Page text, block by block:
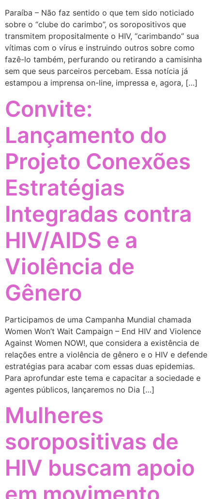
Paraíba – Não faz sentido o que tem sido noticiado
sobre o “clube do carimbo”, os soropositivos que
transmitem propositalmente o HIV, “carimbando” sua
vítimas com o vírus e instruindo outros sobre como
fazê-lo também, perfurando ou retirando a camisinha
sem que seus parceiros percebam. Essa notícia já
estampou a imprensa on-line, impressa e, agora, […]
Convite:
Lançamento do
Projeto Conexões
Estratégias
Integradas contra
HIV/AIDS e a
Violência de
Gênero
Participamos de uma Campanha Mundial chamada
Women Won’t Wait Campaign – End HIV and Violence
Against Women NOW!, que considera a existência de
relações entre a violência de gênero e o HIV e defende
estratégias para acabar com essas duas epidemias.
Para aprofundar este tema e capacitar a sociedade e
agentes públicos, lançaremos no Dia […]
Mulheres
soropositivas de
HIV buscam apoio